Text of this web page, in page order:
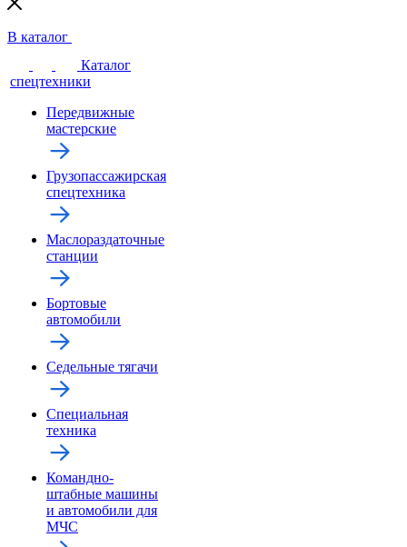
В каталог
Каталог
спецтехники
Передвижные
мастерские
Грузопассажирская
спецтехника
Маслораздаточные
станции
Бортовые
автомобили
Седельные тягачи
Специальная
техника
Командно-
штабные машины
и автомобили для
МЧС